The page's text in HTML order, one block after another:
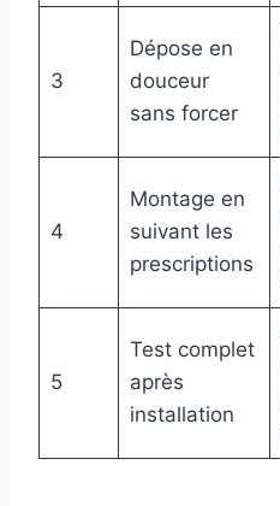
3
Dépose en
douceur
sans forcer
4
Montage en
suivant les
prescriptions
5
Test complet
après
installation